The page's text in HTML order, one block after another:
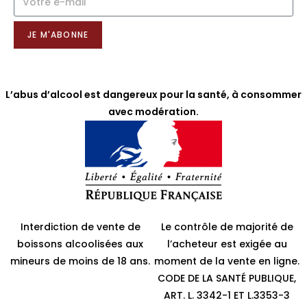
NOTRE NEWSLETTER
JE M'ABONNE
L’abus d’alcool est dangereux pour la santé, à consommer
avec modération.
Interdiction de vente de
boissons alcoolisées aux
mineurs de moins de 18 ans.
Le contrôle de majorité de
l’acheteur est exigée au
moment de la vente en ligne.
CODE DE LA SANTÉ PUBLIQUE,
ART. L. 3342-1 ET L.3353-3